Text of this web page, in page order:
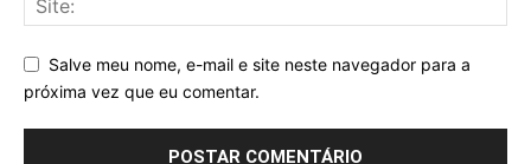
Salve meu nome, e-mail e site neste navegador para a
próxima vez que eu comentar.